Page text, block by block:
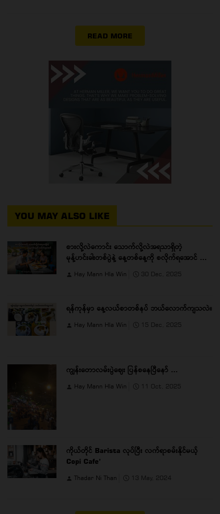
READ MORE
YOU MAY ALSO LIKE
စားလို့လဲကောင်း သောက်လို့လဲအရသာရှိတဲ့
မုန့်ဟင်းခါးတစ်ပွဲနဲ့ နေ့တစ်နေ့ကို စလိုက်ရအောင် …
Hay Mann Hla Win 30 Dec, 2025
ရန်ကုန်မှာ နေ့လယ်စာတစ်နပ် ဘယ်လောက်ကျသလဲ။
Hay Mann Hla Win 15 Dec, 2025
ကျွန်းတောလမ်းပွဲဈေး ပြန်စနေပြီနော် …
Hay Mann Hla Win 11 Oct, 2025
ကိုယ်တိုင် Barista လုပ်ပြီး လက်ရာစမ်းနိုင်မယ့်
Copi Cafe’
Thadar Ni Than 13 May, 2024